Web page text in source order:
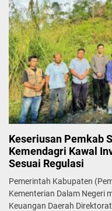
Keseriusan Pemkab
Kemendagri Kawal
Sesuai Regulasi
Pemerintah Kabupaten
Kementerian Dalam Negeri
Keuangan Daerah